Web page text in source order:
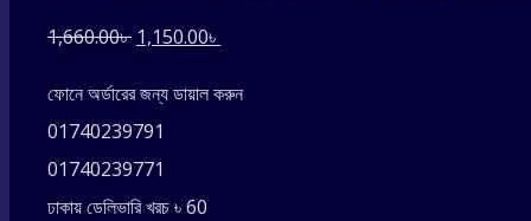
1,660.00৳ Original
was:
1,150.00৳
ফোনে অর্ডারের জন্য ডায়াল করুন
01740239791
01740239771
ঢাকায় ডেলিভারি খরচ ৳ 60